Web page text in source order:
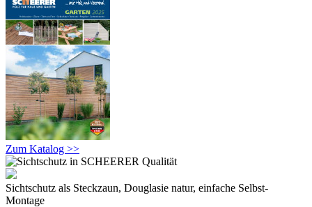
Zum Katalog >>
Sichtschutz als Steckzaun, Douglasie natur, einfache Selbst-
Montage